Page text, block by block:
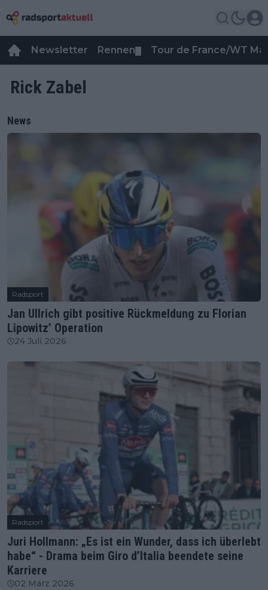
Newsletter Rennen Tour de France/WT
Rick Zabel
News
Radsport
Jan Ullrich gibt positive Rückmeldung zu Florian
Lipowitz’ Operation
24 Juli 2026
Radsport
Juri Hollmann: „Es ist ein Wunder, dass ich überlebt
habe“ - Drama beim Giro d’Italia beendete seine
Karriere
02 März 2026